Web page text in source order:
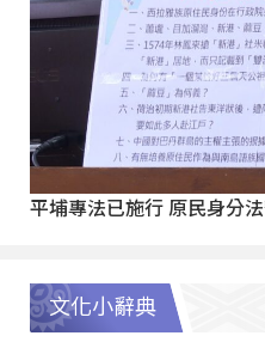
平埔專法已施行 原民身分
文化小辭典